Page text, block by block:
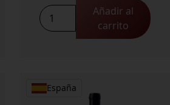
Fogar
do
Castriño
Añadir al
carrito
España